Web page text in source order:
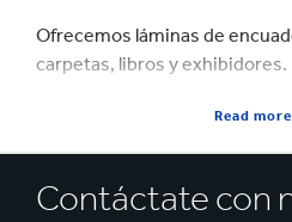
Ofrecemos láminas de
carpetas, libros y exhibidores.
Sin pegamento: 0,8 –
Con pegamento: 1,2 – 4
Read more
Contáctate con